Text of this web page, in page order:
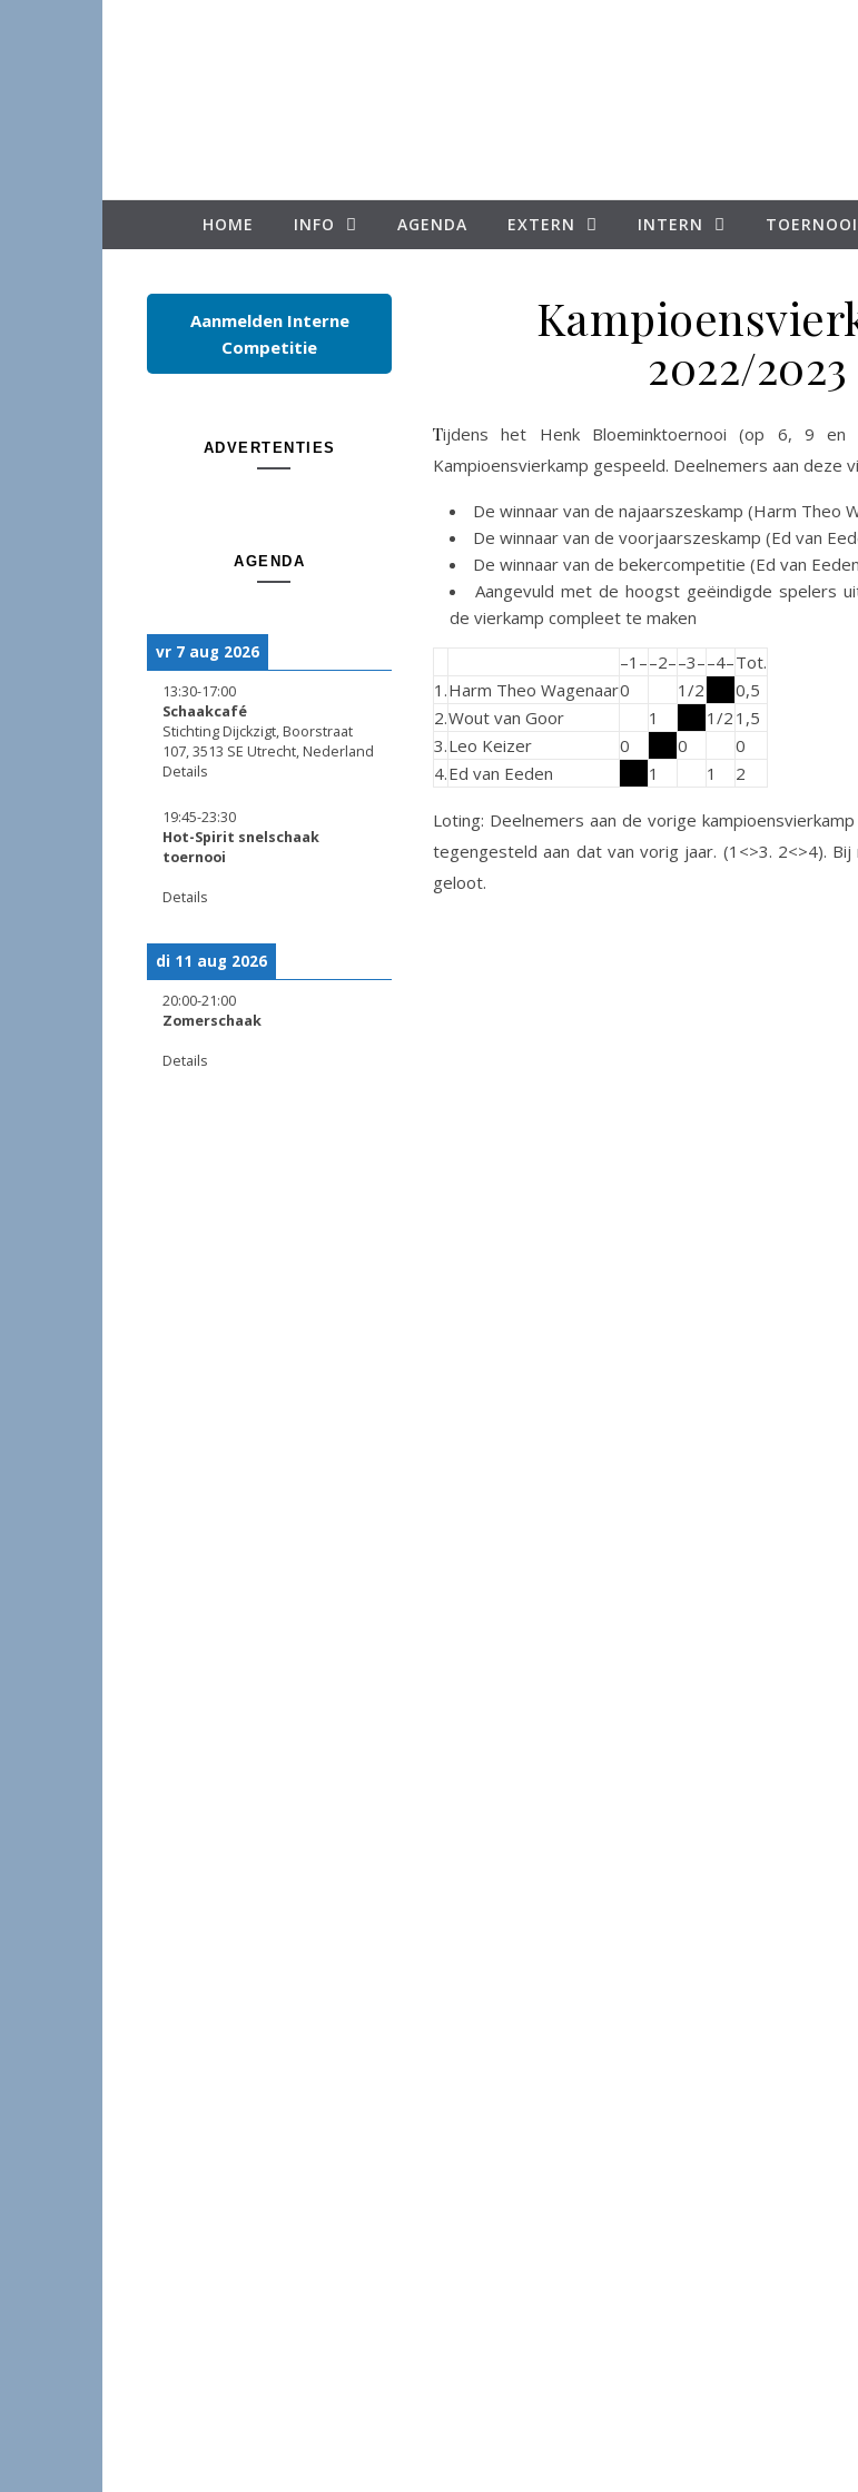
HOME INFO AGENDA EXTERN INTERN
Aanmelden Interne
Competitie
ADVERTENTIES
AGENDA
vr 7 aug 2026
13:30-17:00
Schaakcafé
Stichting Dijckzigt, Boorstraat
107, 3513 SE Utrecht, Nederland
Details
19:45-23:30
Hot-Spirit snelschaak
toernooi
Details
di 11 aug 2026
20:00-21:00
Zomerschaak
Details
2022/2023
Tijdens het Henk Bloeminktoernooi (op 6, 9 en 13 juni) wordt de OZU
Kampioensvierkamp gespeeld. Deelnemers aan deze
De winnaar van de najaarszeskamp (Harm Theo
De winnaar van de voorjaarszeskamp (Ed van
De winnaar van de bekercompetitie (Ed van
Aangevuld met de hoogst geëindigde spelers
de vierkamp compleet te maken
–1––2––3––4–Tot.
1.Harm Theo Wagenaar0 1/2
0,5
2.Wout van Goor 1 1/2 1,5
3.Leo Keizer 0 0
0
4.Ed van Eeden 1 1 2
Loting: Deelnemers aan de vorige
tegengesteld aan dat van vorig jaar. (1<>3. 2<>4).
geloot.